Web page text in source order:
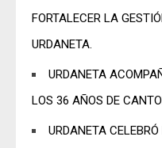
FORTALECER LA
URDANETA.
URDANETA
LOS 36 AÑOS DE
URDANETA